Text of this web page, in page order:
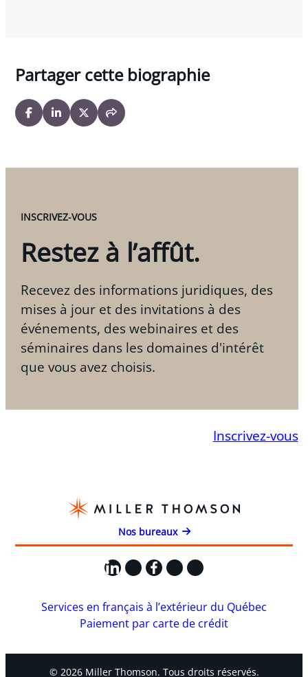
Partager cette biographie
INSCRIVEZ-VOUS
Restez à l’affût.
Recevez des informations juridiques, des
mises à jour et des invitations à des
événements, des webinaires et des
séminaires dans les domaines d'intérêt
que vous avez choisis.
Inscrivez-vous
Nos bureaux
LinkedIn
X Facebook
Instagram
YouTube
Services en français à l’extérieur du Québec
Paiement par carte de crédit
© 2026 Miller Thomson. Tous droits réservés.